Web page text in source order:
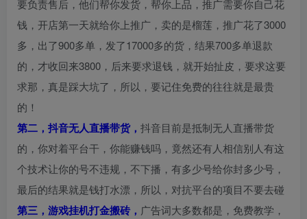
要负责售后，他们帮你发货，帮你上品，推广需要你自己花
钱，开店第一天就给你上推广，卖的是榴莲，推广花了3000
多，出了900多单，发了17000多的货，结果700多单退款
的，才收回来3800，后来要求退钱，就开始扯皮，要求这要
求那，真是踩大坑了，所以，要记住免费的往往就是最贵
的！
第二，抖音无人直播带货， 抖音目前是抵制无人直播带货
的，你对着平台干，你能赚钱吗，竟然还有人相信别人有这
个技术让你的号不违规，不下播，有多少号给你封多少号，
最后的结果就是钱打水漂，所以，对抗平台的项目不要去碰
第三，游戏挂机打金搬砖， 广告词大多数都是，免费教学，